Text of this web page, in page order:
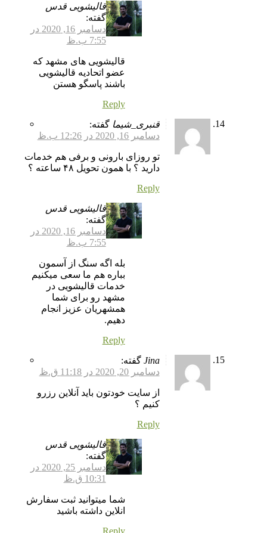
قالیشویی قدس
گفته:
دسامبر 16, 2020 در
7:55 ب.ظ
قالیشویی های مشهد که
عضو اتحادیه قالیشویی
باشند پاسگو هستن
Reply
قنبری_شیما گفته:
دسامبر 16, 2020 در 12:26 ب.ظ
تو روزای بارونی و برفی هم خدمات
دارید ؟ با همون تحویل ۴۸ ساعته ؟
Reply
قالیشویی قدس
گفته:
دسامبر 16, 2020 در
7:55 ب.ظ
بله اگه سنگ از آسمون
بباره هم ما سعی میکنیم
خدمات قالیشویی در
مشهد رو برای شما
همشهریان عزیز انجام
دهیم.
Reply
Jina گفته:
دسامبر 20, 2020 در 11:18 ق.ظ
از سایت خودتون باید آنلاین رزرو
کنیم ؟
Reply
قالیشویی قدس
گفته:
دسامبر 25, 2020 در
10:31 ق.ظ
شما میتوانید ثبت سفارش
انلاین داشته باشید
Reply